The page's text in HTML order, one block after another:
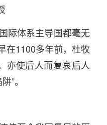
际体系主导国都毫无
在1100多年前，杜牧
亦使后人而复哀后人
”。